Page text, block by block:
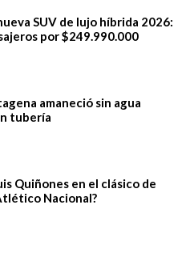
SUV de lujo híbrida 2026:
por $249.990.000
amaneció sin agua
tubería
Quiñones en el clásico de
Nacional?